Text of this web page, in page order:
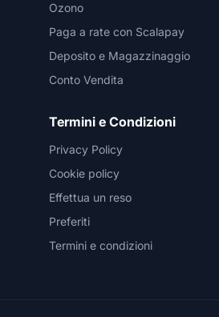
Ozono
Paga a rate con Scalapay
Deposito e Magazzinaggio
Conto Vendita
Termini e Condizioni
Privacy Policy
Cookie policy
Effettua un reso
Preferiti
Termini e condizioni